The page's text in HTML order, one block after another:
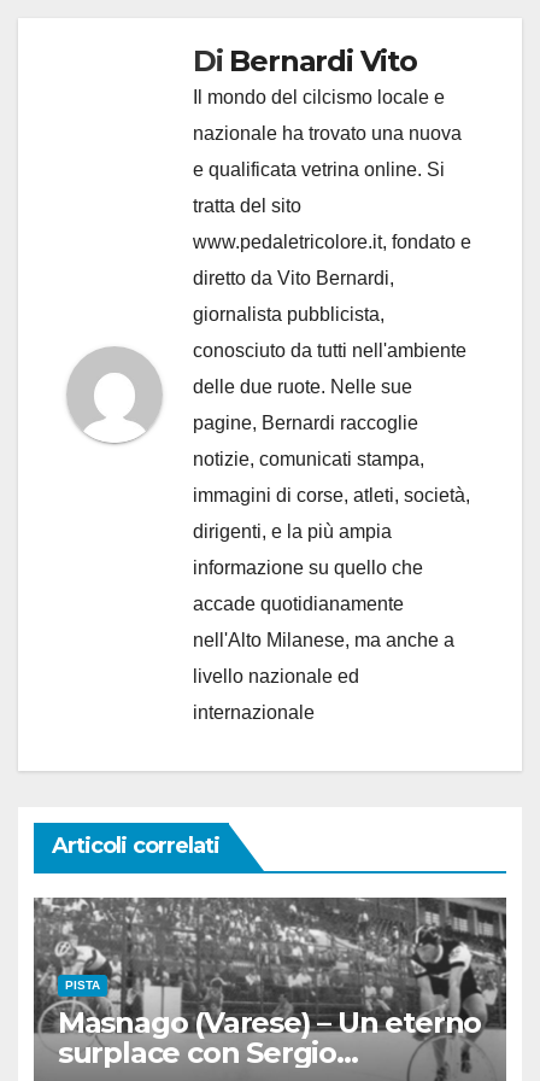
Di Bernardi Vito
Il mondo del cilcismo locale e
nazionale ha trovato una nuova
e qualificata vetrina online. Si
tratta del sito
www.pedaletricolore.it, fondato e
diretto da Vito Bernardi,
giornalista pubblicista,
conosciuto da tutti nell'ambiente
delle due ruote. Nelle sue
pagine, Bernardi raccoglie
notizie, comunicati stampa,
immagini di corse, atleti, società,
dirigenti, e la più ampia
informazione su quello che
accade quotidianamente
nell'Alto Milanese, ma anche a
livello nazionale ed
internazionale
Articoli correlati
PISTA
Masnago (Varese) – Un eterno
surplace con Sergio